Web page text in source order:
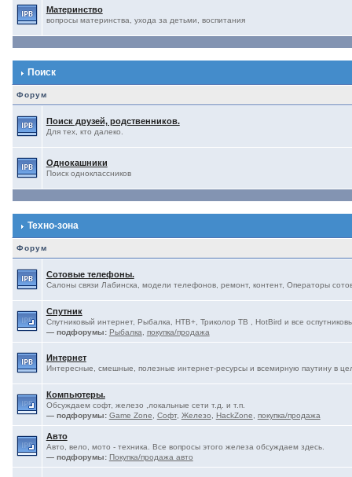
Материнство
вопросы материнства, ухода за детьми, воспитания
Поиск
Форум
Поиск друзей, родственников.
Для тех, кто далеко.
Однокашники
Поиск одноклассников
Техно-зона
Форум
Сотовые телефоны.
Салоны связи Лабинска, модели телефонов, ремонт, контент, Операторы
Спутник
Спутниковый интернет, Рыбалка, НТВ+, Триколор ТВ , HotBird и все
— подфорумы: Рыбалка покупка/продажа
Интернет
Интересные, смешные, полезные интернет-ресурсы и всемирную паутину в
Компьютеры.
Обсуждаем софт, железо ,локальные сети т.д. и т.п.
— подфорумы: Game Zone Софт, Железо HackZone покупка/продажа
Авто
Авто, вело, мото - техника. Все вопросы этого железа обсуждаем здесь.
— подфорумы: Покупка/продажа авто